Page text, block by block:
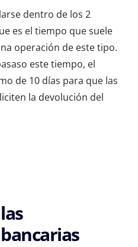
dentro de los 2
es el tiempo que suele
operación de este tipo.
este tiempo, el
de 10 días para que las
la devolución del